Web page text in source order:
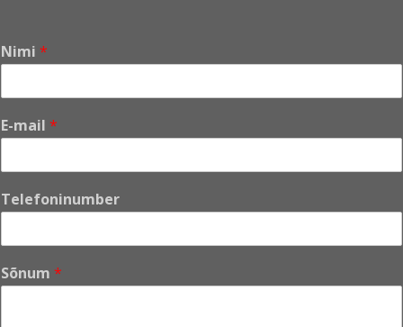
Nimi *
E-mail *
Telefoninumber
*
N
Sõnum *